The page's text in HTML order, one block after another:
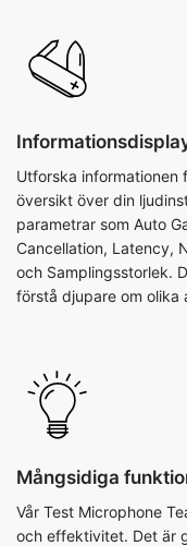
Utforska
översikt över din
parametrar som Auto
Cancellation, Latency,
och Samplingsstorlek.
förstå djupare om olika
Mångsidiga
Vår Test Microphone
och effektivitet. Det är